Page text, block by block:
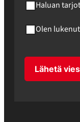
Haluan
Olen
Lähetä